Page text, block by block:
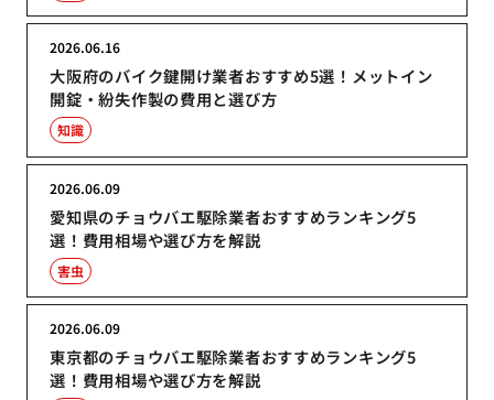
大阪府のバイク鍵開け業者おすすめ5選！メットイン
開錠・紛失作製の費用と選び方
2026.06.16
知識
愛知県のチョウバエ駆除業者おすすめランキング5
選！費用相場や選び方を解説
2026.06.09
害虫
東京都のチョウバエ駆除業者おすすめランキング5
選！費用相場や選び方を解説
2026.06.09